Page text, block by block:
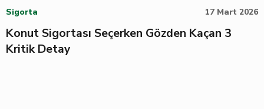
Sigorta 17 Mart 2026
Konut Sigortası Seçerken Gözden Kaçan 3
Kritik Detay